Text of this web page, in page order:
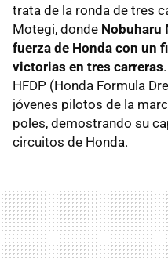
trata de la ronda de tres
Motegi, donde Nobuharu
fuerza de Honda con un
victorias en tres carreras
HFDP (Honda Formula
jóvenes pilotos de la
poles, demostrando su
circuitos de Honda.